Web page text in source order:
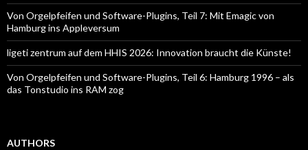
Von Orgelpfeifen und Software-Plugins, Teil 7: Mit Emagic von
Hamburg ins Appleversum
ligeti zentrum auf dem HHIS 2026: Innovation braucht die Künste!
Von Orgelpfeifen und Software-Plugins, Teil 6: Hamburg 1996 – als
das Tonstudio ins RAM zog
AUTHORS